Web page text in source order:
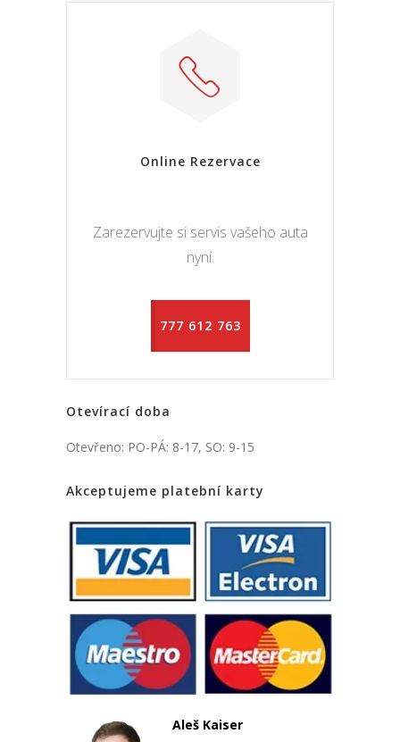
Online Rezervace
Zarezervujte si servis vašeho auta
nyní.
777 612 763
Otevírací doba
Otevřeno: PO-PÁ: 8-17, SO: 9-15
Akceptujeme platební karty
Aleš Kaiser